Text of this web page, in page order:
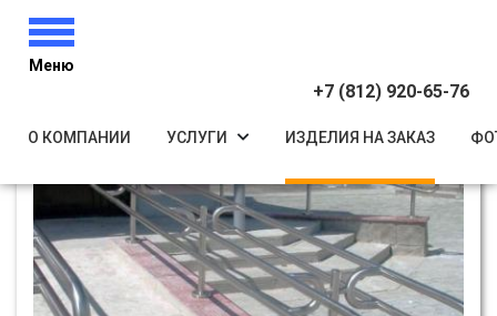
Меню
О КОМПАНИИ УСЛУГИ ИЗДЕЛИЯ НА ЗАКАЗ
+7 (812) 920-65-76